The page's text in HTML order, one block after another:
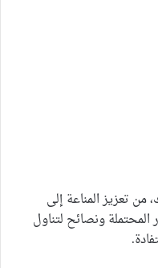
تعزيز المناعة إلى
ونصائح لتناول